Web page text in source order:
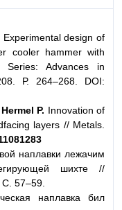
Experimental design of
cooler hammer with
Advances in
Р. 264–268. DOI:
P. Innovation of
layers // Metals.
наплавки лежачим
шихте //
57–59.
наплавка бил